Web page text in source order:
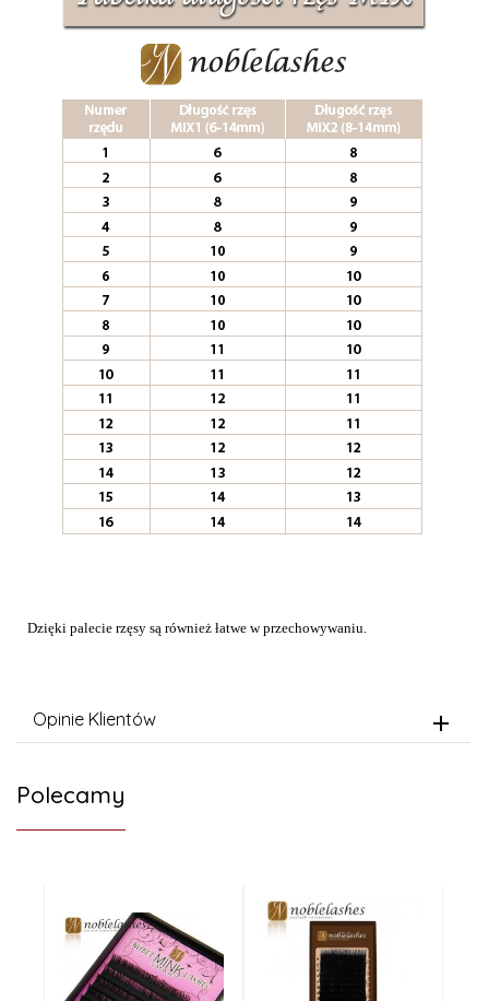
Dzięki palecie rzęsy są również łatwe w przechowywaniu.
Opinie Klientów
Polecamy